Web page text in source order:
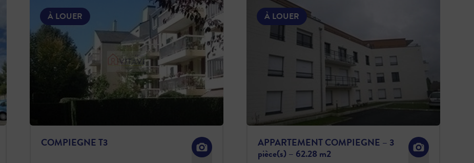
À LOUER
COMPIEGNE T3
À LOUER
APPARTEMENT COMPIEGNE – 3
pièce(s) – 62.28 m2